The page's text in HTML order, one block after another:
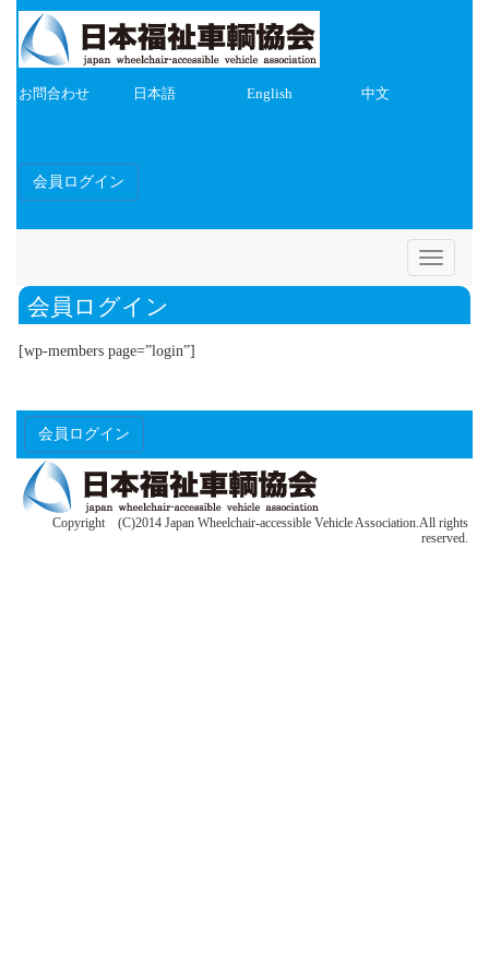
お問合わせ 日本語 English 中文
会員ログイン
Toggle
会員ログイン
[wp-members page=”login”]
会員ログイン
Copyright (C)2014 Japan Wheelchair-accessible Vehicle Association.All rights
reserved.